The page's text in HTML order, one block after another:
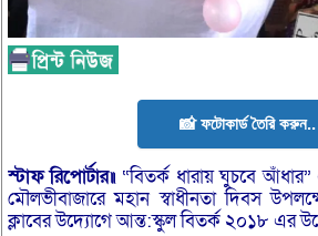
📸 ফটোকার্ড তৈরি করুন..
স্টাফ রিপোর্টার॥ “বিতর্ক ধারায় ঘুচবে
মৌলভীবাজারে মহান স্বাধীনতা দিবস
ক্লাবের উদ্যোগে আন্ত:স্কুল বিতর্ক ২০১৮ এর